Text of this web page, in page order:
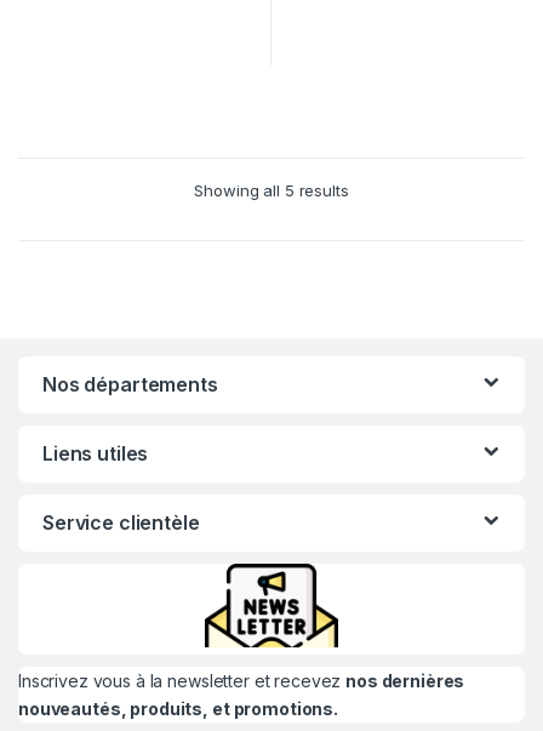
Showing all 5 results
Nos départements
Liens utiles
Service clientèle
Inscrivez vous à la newsletter et recevez nos dernières
nouveautés, produits, et promotions.